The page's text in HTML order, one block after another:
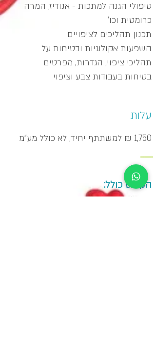
טיפולי הגנה למתכות - אנודיז, המרה
כרומטית וכו'
תכנון תהליכים לציפויים
השפעות אקולוגיות ובטיחות על
תהליכי ציפוי, הגדרות, מפרטים
בטיחות בעבודות צבע וציפוי
עלות
1,750 ₪ למשתתף יחיד, לא כולל מע"מ
_____
הקורס כולל:
חומרי לימוד